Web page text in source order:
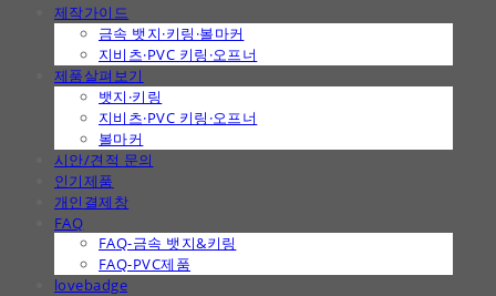
제작가이드
금속 뱃지·키링·볼마커
지비츠·PVC 키링·오프너
제품살펴보기
뱃지·키링
지비츠·PVC 키링·오프너
볼마커
시안/견적 문의
인기제품
개인결제창
FAQ
FAQ-금속 뱃지&키링
FAQ-PVC제품
lovebadge